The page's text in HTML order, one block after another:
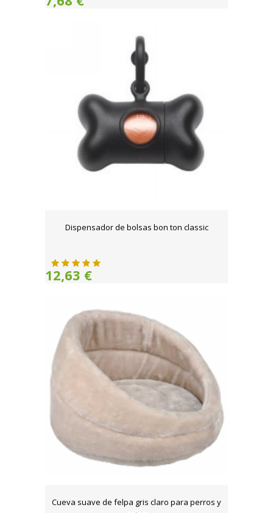
Dispensador de bolsas bon ton classic
12,63 €
Cueva suave de felpa gris claro para perros y